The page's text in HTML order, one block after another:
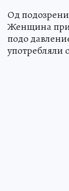
Од
Женщина
подо
употребляли